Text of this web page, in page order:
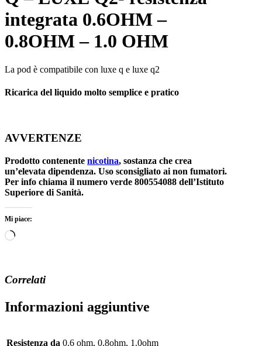
integrata 0.6OHM –
0.8OHM – 1.0 OHM
La pod è compatibile con luxe q e luxe q2
Ricarica del liquido molto semplice e pratico
AVVERTENZE
Prodotto contenente nicotina, sostanza che crea
un’elevata dipendenza. Uso sconsigliato ai non fumatori.
Per info chiama il numero verde 800554088 dell’Istituto
Superiore di Sanità.
Mi piace:
Caricamento
Correlati
Informazioni aggiuntive
Resistenza da 0.6 ohm, 0.8ohm, 1.0ohm